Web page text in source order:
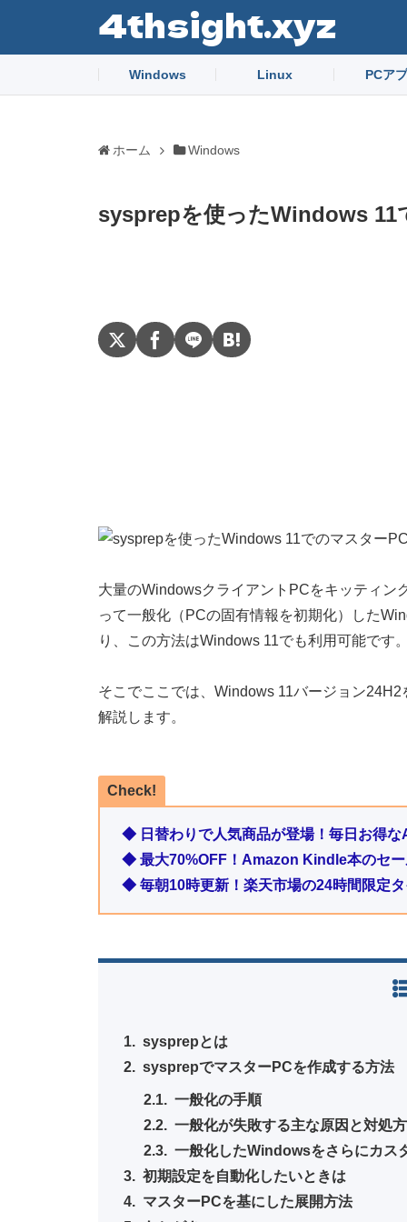
4thsight.xyz
Windows Linux PCア
ホーム Windows
sysprepを使ったWindows 11
大量のWindowsクライアントPCをキッティン
って一般化（PCの固有情報を初期化）した
り、この方法はWindows 11でも利用可能です
そこでここでは、Windows 11バージョン
解説します。
Check!
◆ 日替わりで人気商品が登場！毎日お得
◆ 最大70%OFF！Amazon Kindle本のセ
◆ 毎朝10時更新！楽天市場の24時間限定
sysprepとは
sysprepでマスターPCを作成する方法
一般化の手順
一般化が失敗する主な原因と対処
一般化したWindowsをさらにカス
初期設定を自動化したいときは
マスターPCを基にした展開方法